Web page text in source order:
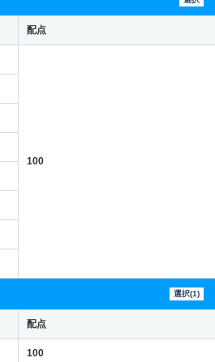
配点
100
選択(1)
配点
100